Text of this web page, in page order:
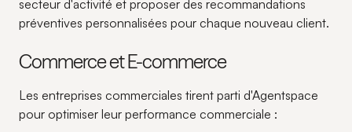
secteur d'activité et proposer des recommandations
préventives personnalisées pour chaque nouveau client.
Commerce et E-commerce
Les entreprises commerciales tirent parti d'Agentspace
pour optimiser leur performance commerciale :